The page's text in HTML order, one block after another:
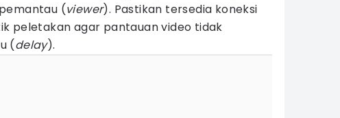
(viewer). Pastikan tersedia koneksi
peletakan agar pantauan video tidak
(delay).